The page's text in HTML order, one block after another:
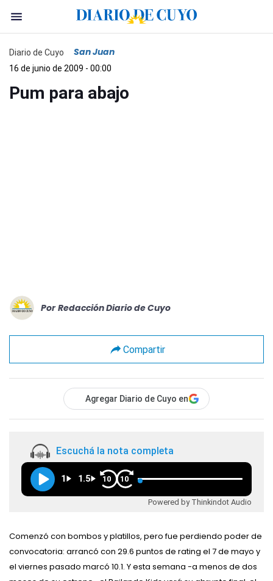
Diario de Cuyo San Juan
16 de junio de 2009 - 00:00
Pum para abajo
Por Redacción Diario de Cuyo
Compartir
Agregar Diario de Cuyo en
Escuchá la nota completa
1 1.5 10 10
Powered by Thinkindot Audio
Comenzó con bombos y platillos, pero fue perdiendo poder de
convocatoria: arrancó con 29.6 puntos de rating el 7 de mayo y
el viernes pasado marcó 10.1. Y esta semana -a menos de dos